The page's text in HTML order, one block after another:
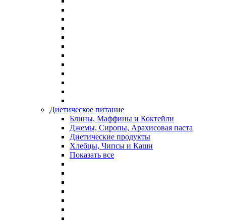
Диетическое питание
Блины, Маффины и Коктейли
Джемы, Сиропы, Арахисовая паста
Диетические продукты
Хлебцы, Чипсы и Каши
Показать все